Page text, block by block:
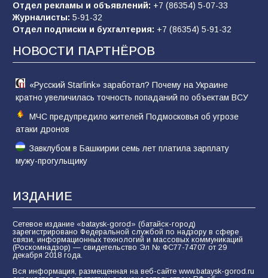
Батайчане вышли в финал Всероссийского
конкурса «Большая перемена»
Отдел рекламы и объявлений: +7 (86354) 5-07-33
Журналисты: 5-91-32
Отдел подписки и бухгалтерия: +7 (86354) 5-91-32
НОВОСТИ ПАРТНЁРОВ
«Русский Starlink» заработал? Почему на Украине
кратно увеличилась точность попаданий по объектам ВСУ
МЧС предупредило жителей Подмосковья об угрозе
атаки дронов
Завклубом в Башкирии семь лет платила зарплату
мужу-прогульщику
ИЗДАНИЕ
Сетевое издание «bataysk-gorod» (батайск-город)
зарегистрировано Федеральной службой по надзору в сфере
связи, информационных технологий и массовых коммуникаций
(Роскомнадзор) — свидетельство Эл № ФС77-74707 от 29
декабря 2018 года.
Вся информация, размещенная на веб-сайте www.bataysk-gorod.ru